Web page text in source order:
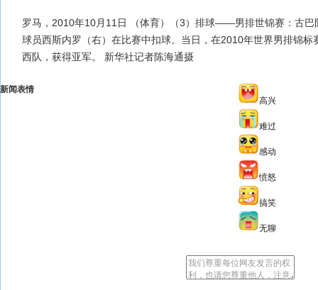
罗马，2010年10月11日 （体育）（3）排球——男排世锦赛：古巴
球员西斯内罗（右）在比赛中扣球。当日，在2010年世界男排锦标
西队，获得亚军。 新华社记者陈海通摄
新闻表情
高兴
难过
感动
愤怒
搞笑
无聊